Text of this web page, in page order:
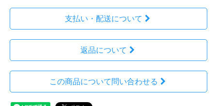
支払い・配送について
返品について
この商品について問い合わせる